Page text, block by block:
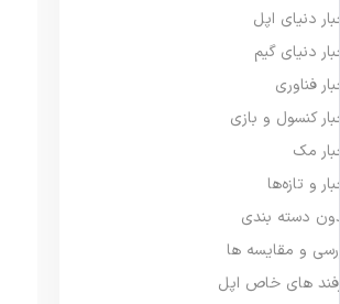
اخبار دنیای اپل
اخبار دنیای گیم
اخبار فناوری
اخبار کنسول و بازی
اخبار مک
اخبار و تازه‌ها
بدون دسته بندی
بررسی و مقایسه ها
ترفند های خاص اپل